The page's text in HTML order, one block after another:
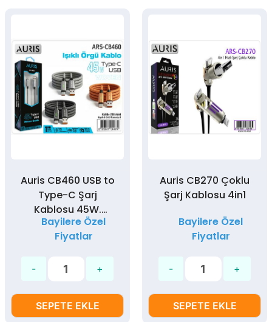
Auris CB460 USB to
Type-C Şarj
Kablosu 45W.
Örgülü
Bayilere Özel
Fiyatlar
SEPETE EKLE
Auris CB270 Çoklu
Şarj Kablosu 4in1
Bayilere Özel
Fiyatlar
SEPETE EKLE